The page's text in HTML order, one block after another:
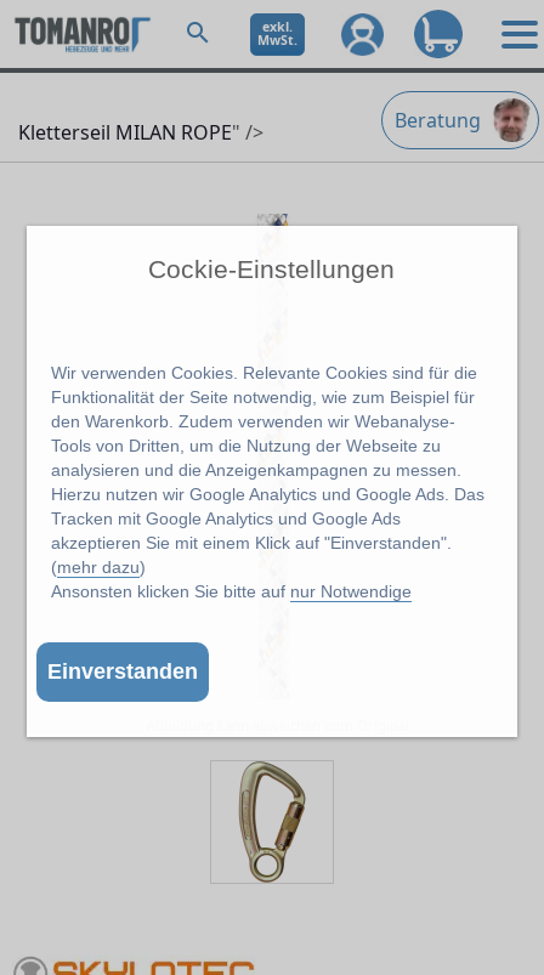
Cockie-Einstellungen
Wir verwenden Cookies. Relevante Cookies sind für die
Funktionalität der Seite notwendig, wie zum Beispiel für
den Warenkorb. Zudem verwenden wir Webanalyse-
Tools von Dritten, um die Nutzung der Webseite zu
analysieren und die Anzeigenkampagnen zu messen.
Hierzu nutzen wir Google Analytics und Google Ads. Das
Tracken mit Google Analytics und Google Ads
akzeptieren Sie mit einem Klick auf "Einverstanden".
(mehr dazu)
Ansonsten klicken Sie bitte auf nur Notwendige
Einverstanden
exkl.
MwSt.
Beratung
Kletterseil MILAN ROPE" />